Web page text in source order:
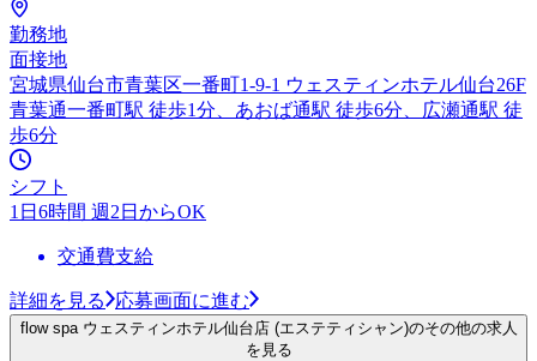
勤務地
面接地
宮城県仙台市青葉区一番町1-9-1 ウェスティンホテル仙台26F
青葉通一番町駅 徒歩1分、あおば通駅 徒歩6分、広瀬通駅 徒
歩6分
シフト
1日6時間 週2日からOK
交通費支給
詳細を見る 応募画面に進む
flow spa ウェスティンホテル仙台店 (エステティシャン)のその他の求人
を見る